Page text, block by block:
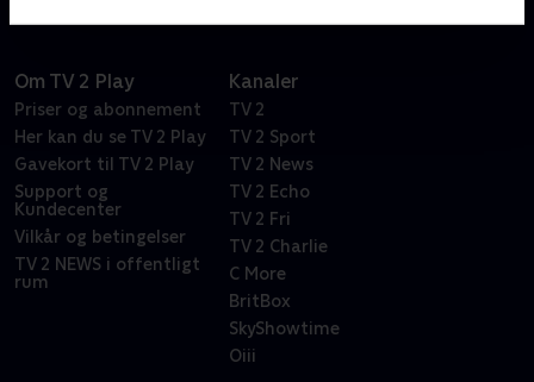
Om TV 2 Play
Priser og abonnement
Her kan du se TV 2 Play
Gavekort til TV 2 Play
Support og
Kundecenter
Vilkår og betingelser
TV 2 NEWS i offentligt
rum
Kanaler
TV 2
TV 2 Sport
TV 2 News
TV 2 Echo
TV 2 Fri
TV 2 Charlie
C More
BritBox
SkyShowtime
Oiii